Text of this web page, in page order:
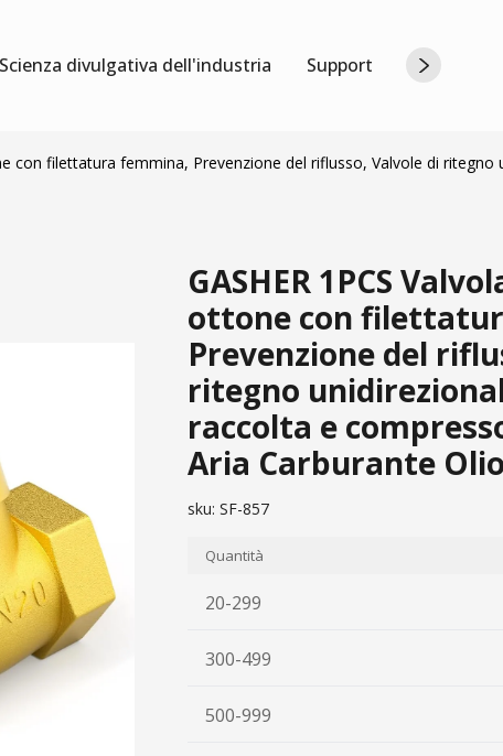
Scienza divulgativa dell'industria Supporto Chi siamo
con filettatura femmina, Prevenzione del riflusso, Valvole di
GASHER 1PCS
ottone con
Prevenzione del
ritegno
raccolta e
Aria Carburante
sku: SF-857
Quantità
20-299
300-499
500-999